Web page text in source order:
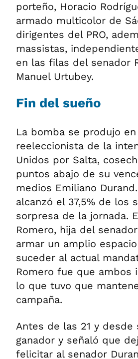
porteño, Horacio
armado multicolor de
dirigentes del PRO,
massistas,
en las filas del senador
Manuel Urtubey.
Fin del sueño
La bomba se produjo
reeleccionista de la
Unidos por Salta,
puntos abajo de su
medios Emiliano
alcanzó el 37,5% de los
sorpresa de la jornada.
Romero, hija del
armar un amplio
suceder al actual
Romero fue que ambos
lo que tuvo que
campaña.
Antes de las 21 y
ganador y señaló que
felicitar al senador